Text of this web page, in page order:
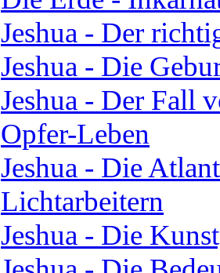
Jeshua - Der
Jeshua - Die
Jeshua - Der Fall
Opfer-Leben
Jeshua - Die
Lichtarbeitern
Jeshua - Die